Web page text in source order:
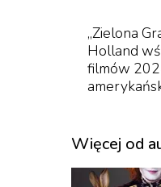
„Zielona
Holland
filmów
Więcej od